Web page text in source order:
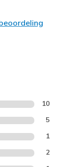
10
5
1
2